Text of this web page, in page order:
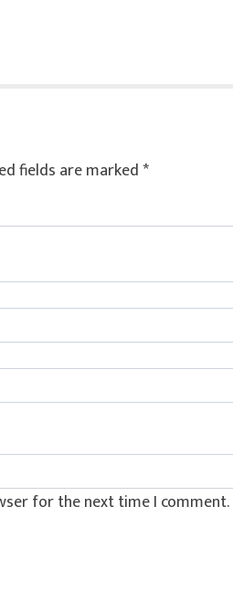
fields are marked*
for the next time I comment.